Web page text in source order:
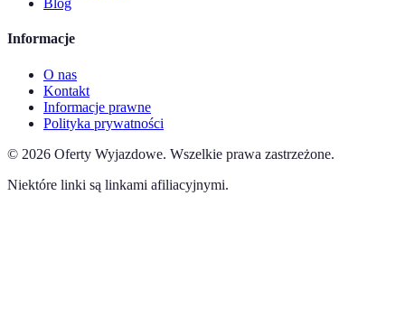
Blog
Informacje
O nas
Kontakt
Informacje prawne
Polityka prywatności
© 2026 Oferty Wyjazdowe. Wszelkie prawa zastrzeżone.
Niektóre linki są linkami afiliacyjnymi.